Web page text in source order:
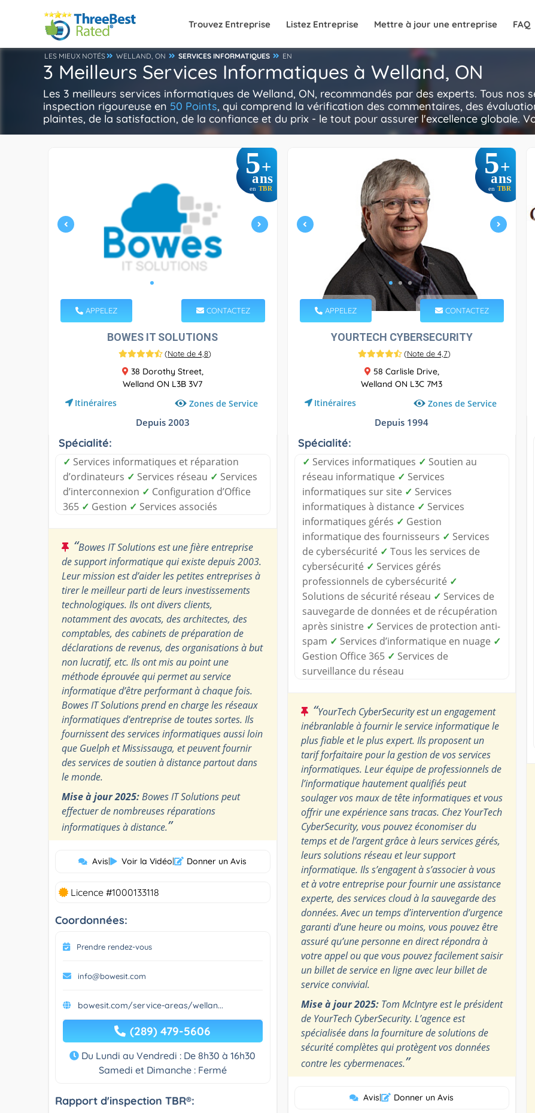
Trouvez Entreprise Listez Entreprise Mettre à jour une entreprise FAQ
LES MIEUX NOTÉS WELLAND, ON SERVICES INFORMATIQUES EN
3 Meilleurs Services Informatiques à Welland, ON
Les 3 meilleurs services informatiques de Welland, ON, recommandés par des experts. Tous
inspection rigoureuse en 50 Points, qui comprend la vérification des commentaires, des
plaintes, de la satisfaction, de la confiance et du prix - le tout pour assurer l'excellence globale.
5+
ans
en TBR
APPELEZ CONTACTEZ
BOWES IT SOLUTIONS
(Note de 4,8)
38 Dorothy Street,
Welland ON L3B 3V7
Itinéraires Zones de Service
Depuis 2003
Spécialité:
✓ Services informatiques et réparation
d’ordinateurs ✓ Services réseau ✓ Services
d’interconnexion ✓ Configuration d’Office
365 ✓ Gestion ✓ Services associés
“Bowes IT Solutions est une fière entreprise
de support informatique qui existe depuis 2003.
Leur mission est d’aider les petites entreprises à
tirer le meilleur parti de leurs investissements
technologiques. Ils ont divers clients,
notamment des avocats, des architectes, des
comptables, des cabinets de préparation de
déclarations de revenus, des organisations à but
non lucratif, etc. Ils ont mis au point une
méthode éprouvée qui permet au service
informatique d’être performant à chaque fois.
Bowes IT Solutions prend en charge les réseaux
informatiques d’entreprise de toutes sortes. Ils
fournissent des services informatiques aussi loin
que Guelph et Mississauga, et peuvent fournir
des services de soutien à distance partout dans
le monde.
Mise à jour 2025:Bowes IT Solutions peut
effectuer de nombreuses réparations
informatiques à distance.”
Avis| Voir la Vidéo| Donner un Avis
Licence #1000133118
Coordonnées:
Prendre rendez-vous
info@bowesit.com
bowesit.com/service-areas/wellan...
(289) 479-5606
Du Lundi au Vendredi : De 8h30 à 16h30
Samedi et Dimanche : Fermé
Rapport d'inspection TBR®:
5+
ans
en TBR
APPELEZ CONTACTEZ
YOURTECH CYBERSECURITY
(Note de 4,7)
58 Carlisle Drive,
Welland ON L3C 7M3
Itinéraires Zones de Service
Depuis 1994
Spécialité:
✓ Services informatiques ✓ Soutien au
réseau informatique ✓ Services
informatiques sur site ✓ Services
informatiques à distance ✓ Services
informatiques gérés ✓ Gestion
informatique des fournisseurs ✓ Services
de cybersécurité ✓ Tous les services de
cybersécurité ✓ Services gérés
professionnels de cybersécurité ✓
Solutions de sécurité réseau ✓ Services de
sauvegarde de données et de récupération
après sinistre ✓ Services de protection anti-
spam ✓ Services d’informatique en nuage ✓
Gestion Office 365 ✓ Services de
surveillance du réseau
“YourTech CyberSecurity est un engagement
inébranlable à fournir le service informatique le
plus fiable et le plus expert. Ils proposent un
tarif forfaitaire pour la gestion de vos services
informatiques. Leur équipe de professionnels de
l’informatique hautement qualifiés peut
soulager vos maux de tête informatiques et vous
offrir une expérience sans tracas. Chez YourTech
CyberSecurity, vous pouvez économiser du
temps et de l’argent grâce à leurs services gérés,
leurs solutions réseau et leur support
informatique. Ils s’engagent à s’associer à vous
et à votre entreprise pour fournir une assistance
experte, des services cloud à la sauvegarde des
données. Avec un temps d’intervention d’urgence
garanti d’une heure ou moins, vous pouvez être
assuré qu’une personne en direct répondra à
votre appel ou que vous pouvez facilement saisir
un billet de service en ligne avec leur billet de
service convivial.
Mise à jour 2025:Tom McIntyre est le président
de YourTech CyberSecurity. L’agence est
spécialisée dans la fourniture de solutions de
sécurité complètes qui protègent vos données
contre les cybermenaces.”
Avis| Donner un Avis